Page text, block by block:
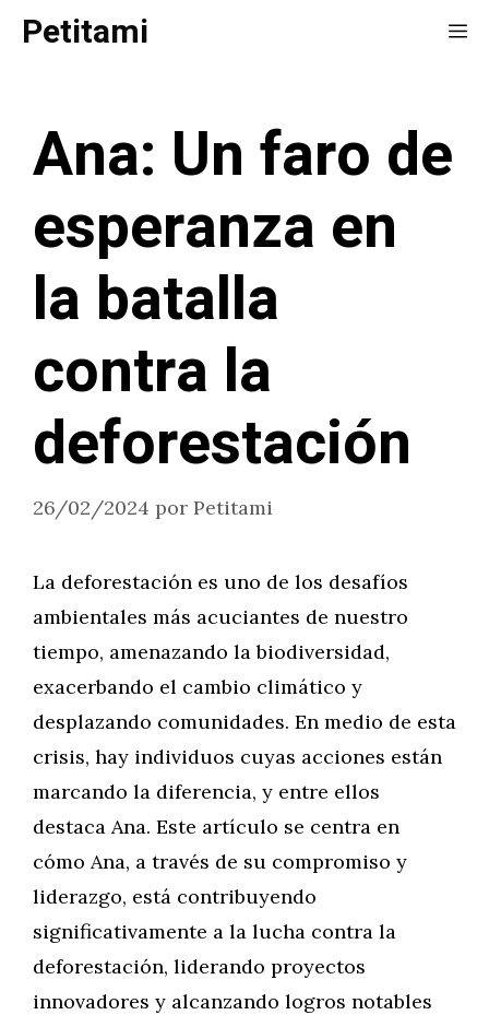
SaltarPetitami
Ana: Un faro de
esperanza en
la batalla
contra la
deforestación
26/02/2024 por Petitami
La deforestación es uno de los desafíos
ambientales más acuciantes de nuestro
tiempo, amenazando la biodiversidad,
exacerbando el cambio climático y
desplazando comunidades. En medio de esta
crisis, hay individuos cuyas acciones están
marcando la diferencia, y entre ellos
destaca Ana. Este artículo se centra en
cómo Ana, a través de su compromiso y
liderazgo, está contribuyendo
significativamente a la lucha contra la
deforestación, liderando proyectos
innovadores y alcanzando logros notables